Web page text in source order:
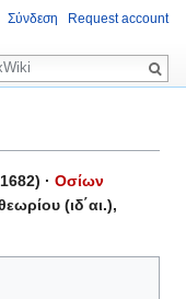
· Οσίων
(ιδ΄αι.),
Σύνδεση Request account